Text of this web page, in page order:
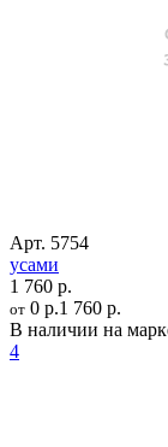
Арт. 5754
усами
1 760 р.
от 0 р.1 760 р.
В наличии на
4